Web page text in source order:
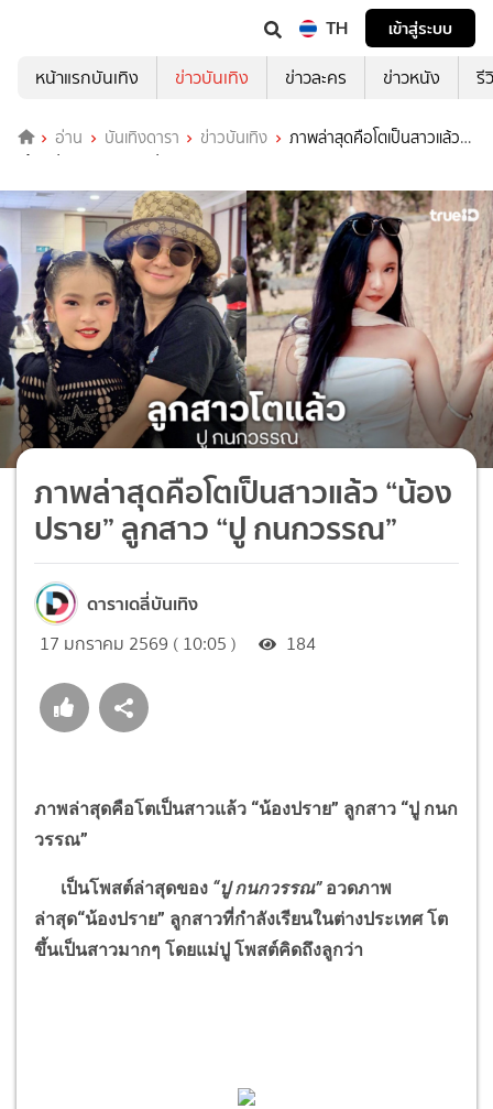
TH
เข้าสู่ระบบ
หน้าแรกบันเทิง
ข่าวบันเทิง ข่าวละคร ข่าวหนัง รี
อ่าน บันเทิงดารา ข่าวบันเทิง
ภาพล่าสุดคือโตเป็นสาวแล้ว
“น้องปราย” ลูกสาว “ปู กนกวรรณ”
ภาพล่าสุดคือโตเป็นสาวแล้ว “น้อง
ปราย” ลูกสาว “ปู กนกวรรณ”
ดาราเดลี่บันเทิง
17 มกราคม 2569 ( 10:05 ) 184
ภาพล่าสุดคือโตเป็นสาวแล้ว “น้องปราย” ลูกสาว “ปู กนก
วรรณ”
เป็นโพสต์ล่าสุดของ “ปู กนกวรรณ”อวดภาพ
ล่าสุด“น้องปราย” ลูกสาวที่กำลังเรียนในต่างประเทศ โต
ขึ้นเป็นสาวมากๆ โดยแม่ปู โพสต์คิดถึงลูกว่า